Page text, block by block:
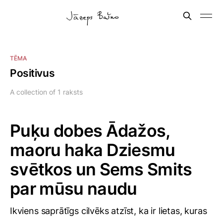
TĒMA
Positivus
A collection of 1 raksts
Puķu dobes Ādažos,
maoru haka Dziesmu
svētkos un Sems Smits
par mūsu naudu
Ikviens saprātīgs cilvēks atzīst, ka ir lietas, kuras